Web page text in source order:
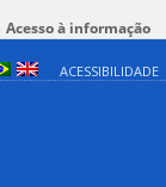
Acesso à informação
ACESSIBILIDADE